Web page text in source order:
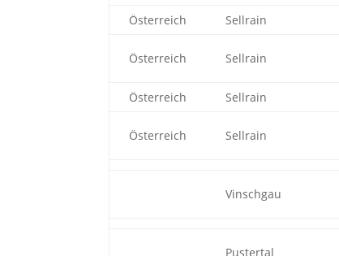
Österreich
Sellrain
Österreich Sellrain
Österreich
Sellrain
Österreich Sellrain
Vinschgau
Pustertal